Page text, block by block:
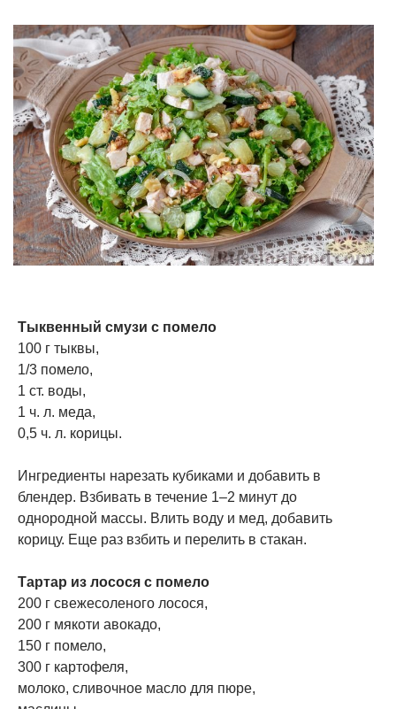
Тыквенный смузи с помело
100 г тыквы,
1/3 помело,
1 ст. воды,
1 ч. л. меда,
0,5 ч. л. корицы.
Ингредиенты нарезать кубиками и добавить в
блендер. Взбивать в течение 1–2 минут до
однородной массы. Влить воду и мед, добавить
корицу. Еще раз взбить и перелить в стакан.
​Тартар из лосося с помело
200 г свежесоленого лосося,
200 г мякоти авокадо,
150 г помело,
300 г картофеля,
молоко, сливочное масло для пюре,